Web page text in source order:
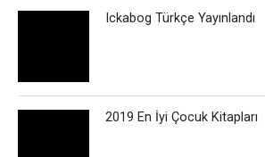
Ickabog Türkçe Yayınlandı
2019 En İyi Çocuk Kitapları